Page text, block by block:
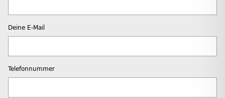
Deine E-Mail
Telefonnummer